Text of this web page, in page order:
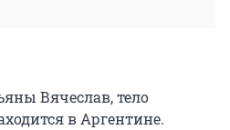
Вячеслав, тело
в Аргентине.